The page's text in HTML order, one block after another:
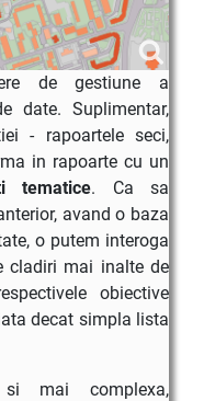
de gestiune a
date. Suplimentar,
- rapoartele seci,
in rapoarte cu un
tematice. Ca sa
avand o baza
o putem interoga
cladiri mai inalte de
obiective
decat simpla lista
mai complexa,